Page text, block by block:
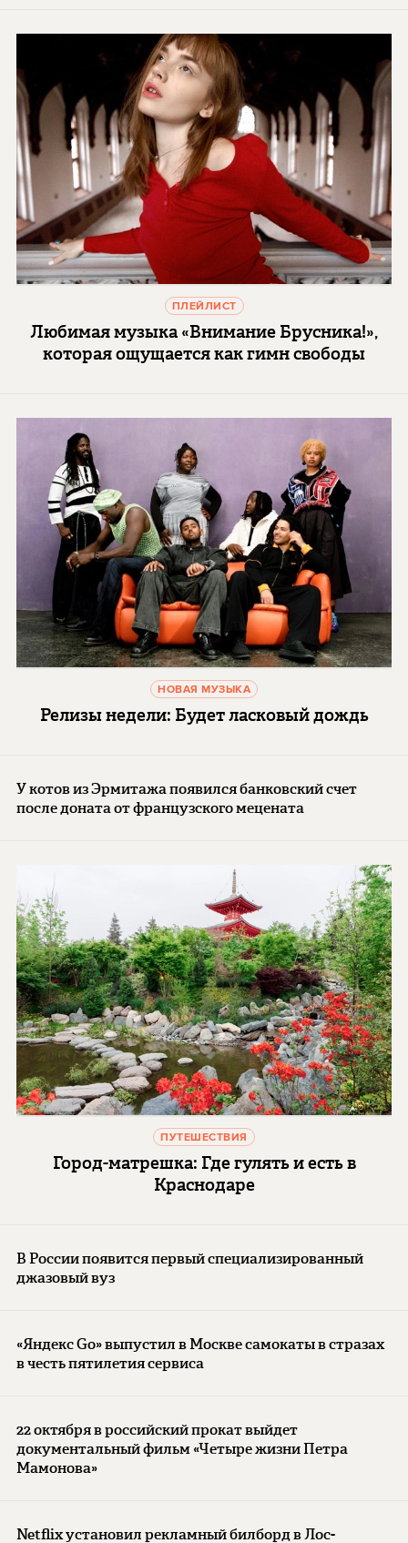
ПЛЕЙЛИСТ
Любимая музыка «Внимание Брусника!»,
которая ощущается как гимн свободы
НОВАЯ МУЗЫКА
Релизы недели: Будет ласковый дождь
У котов из Эрмитажа появился банковский счет
после доната от французского мецената
ПУТЕШЕСТВИЯ
Город-матрешка: Где гулять и есть в
Краснодаре
В России появится первый специализированный
джазовый вуз
«Яндекс Go» выпустил в Москве самокаты в стразах
в честь пятилетия сервиса
22 октября в российский прокат выйдет
документальный фильм «Четыре жизни Петра
Мамонова»
Netflix установил рекламный билборд в Лос-